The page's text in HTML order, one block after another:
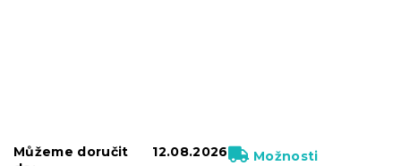
Můžeme doručit
12.08.2026
Možnosti